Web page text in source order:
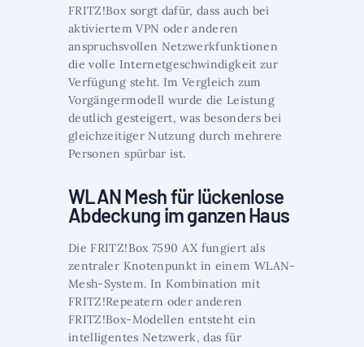
FRITZ!Box sorgt dafür, dass auch bei
aktiviertem VPN oder anderen
anspruchsvollen Netzwerkfunktionen
die volle Internetgeschwindigkeit zur
Verfügung steht. Im Vergleich zum
Vorgängermodell wurde die Leistung
deutlich gesteigert, was besonders bei
gleichzeitiger Nutzung durch mehrere
Personen spürbar ist.
WLAN Mesh für lückenlose
Abdeckung im ganzen Haus
Die FRITZ!Box 7590 AX fungiert als
zentraler Knotenpunkt in einem WLAN-
Mesh-System. In Kombination mit
FRITZ!Repeatern oder anderen
FRITZ!Box-Modellen entsteht ein
intelligentes Netzwerk, das für